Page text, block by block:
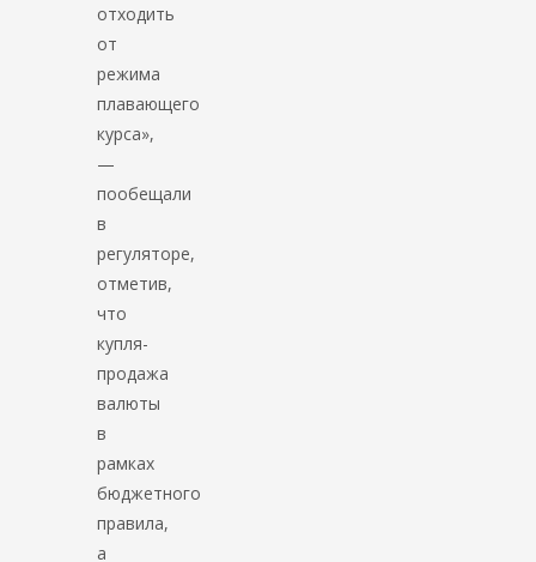
отходить
от
режима
плавающего
курса»,
—
пообещали
в
регуляторе,
отметив,
что
купля-
продажа
валюты
в
рамках
бюджетного
правила,
а